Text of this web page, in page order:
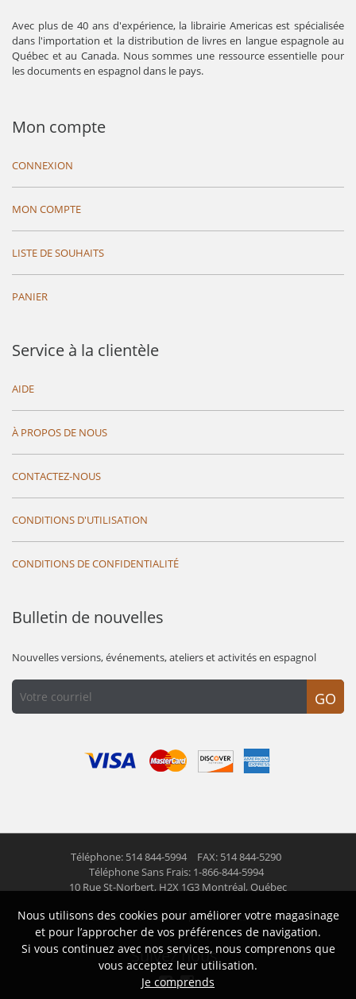
Avec plus de 40 ans d'expérience, la librairie Americas est spécialisée
dans l'importation et la distribution de livres en langue espagnole au
Québec et au Canada. Nous sommes une ressource essentielle pour
les documents en espagnol dans le pays.
Mon compte
CONNEXION
MON COMPTE
LISTE DE SOUHAITS
PANIER
Service à la clientèle
AIDE
À PROPOS DE NOUS
CONTACTEZ-NOUS
CONDITIONS D'UTILISATION
CONDITIONS DE CONFIDENTIALITÉ
Bulletin de nouvelles
Nouvelles versions, événements, ateliers et activités en espagnol
GO
Téléphone: 514 844-5994
FAX: 514 844-5290
Téléphone Sans Frais: 1-866-844-5994
10 Rue St-Norbert, H2X 1G3 Montréal, Québec
© 2026 Las Americas inc. Tous droits réservés
Suivez nous
Nous utilisons des cookies pour améliorer votre magasinage
et pour l’approcher de vos préférences de navigation.
Si vous continuez avec nos services, nous comprenons que
vous acceptez leur utilisation.
Je comprends